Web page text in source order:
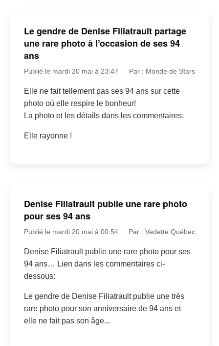
Le gendre de Denise Filiatrault partage
une rare photo à l’occasion de ses 94
ans
Publié le mardi 20 mai à 23:47 Par : Monde de Stars
Elle ne fait tellement pas ses 94 ans sur cette
photo où elle respire le bonheur!
La photo et les détails dans les commentaires:
Elle rayonne !
Denise Filiatrault publie une rare photo
pour ses 94 ans
Publié le mardi 20 mai à 00:54 Par : Vedette Québec
Denise Filiatrault publie une rare photo pour ses
94 ans… Lien dans les commentaires ci-
dessous:
Le gendre de Denise Filiatrault publie une très
rare photo pour son anniversaire de 94 ans et
elle ne fait pas son âge...